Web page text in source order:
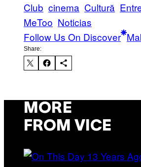
Club cinema Cultură
MeToo Noticias
Follow Us On Discover
Share:
MORE
FROM VICE